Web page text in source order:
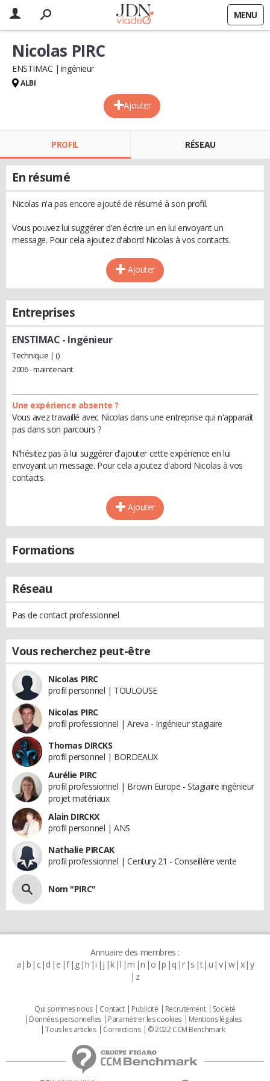
MENU
Ajouter
Nicolas PIRC
ENSTIMAC ingénieur
ALBI
PROFIL RÉSEAU
En résumé
Nicolas n'a pas encore ajouté de résumé à son profil.
Vous pouvez lui suggérer d'en écrire un en lui envoyant un
message. Pour cela ajoutez d'abord Nicolas à vos contacts.
Ajouter
Entreprises
ENSTIMAC - Ingénieur
Technique | ()
2006 - maintenant
Une expérience absente ?
Vous avez travaillé avec Nicolas dans une entreprise qui n'apparaît
pas dans son parcours ?
N'hésitez pas à lui suggérer d'ajouter cette expérience en lui
envoyant un message. Pour cela ajoutez d'abord Nicolas à vos
contacts.
Ajouter
Formations
Réseau
Pas de contact professionnel
Vous recherchez peut-être
Nicolas PIRC
profil personnel | TOULOUSE
Nicolas PIRC
profil professionnel | Areva - Ingénieur stagiaire
Thomas DIRCKS
profil personnel | BORDEAUX
Aurélie PIRC
profil professionnel | Brown Europe - Stagiaire ingénieur
projet matériaux
Alain DIRCKX
profil personnel | ANS
Nathalie PIRCAK
profil professionnel | Century 21 - Conseillère vente
Nom "PIRC"
Annuaire des membres :
a b c d e f g h i j k l m n o p q r s t u v w x y
z
Qui sommes nous Contact Publicité Recrutement
Societé
Données personnelles
Paramétrer les cookies
Mentions légales
Tous les articles
Corrections © 2022 CCM Benchmark